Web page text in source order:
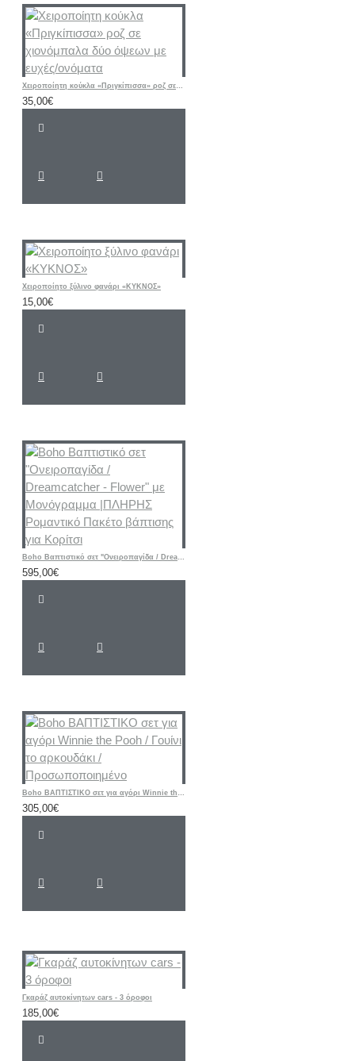
Χειροποίητη κούκλα «Πριγκίπισσα» ροζ σε χιονόμπαλα δύο όψεων με ευχές/ονόματα
35,00€
Χειροποίητο ξύλινο φανάρι «ΚΥΚΝΟΣ»
15,00€
Boho Βαπτιστικό σετ "Ονειροπαγίδα / Dreamcatcher - Flower" με Μονόγραμμα |ΠΛΗΡΗΣ Ρομαντικό Πακέτο βάπτισης για Κορίτσι
595,00€
Boho ΒΑΠΤΙΣΤΙΚΟ σετ για αγόρι Winnie the Pooh / Γουίνι το αρκουδάκι / Προσωποποιημένο
305,00€
Γκαράζ αυτοκίνητων cars - 3 όροφοι
185,00€